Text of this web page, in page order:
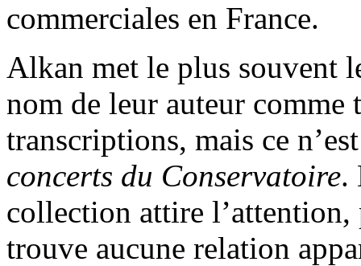
commerciales en France.
Alkan met le plus souvent
nom de leur auteur comme
transcriptions, mais ce
concerts du Conservatoire.
collection attire l’attention,
trouve aucune relation